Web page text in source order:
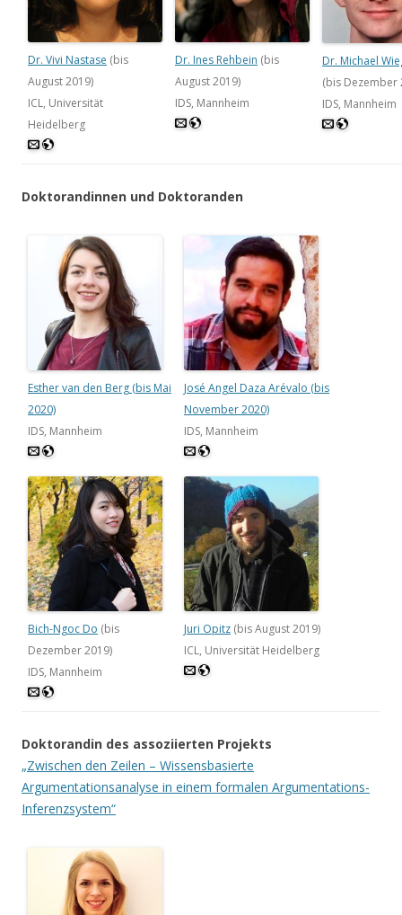
Dr. Vivi Nastase (bis
August 2019)
ICL, Universität
Heidelberg
Dr. Ines Rehbein (bis
August 2019)
IDS, Mannheim
Dr. Michael
(bis Dezember
IDS, Mannheim
Doktorandinnen und Doktoranden
Esther van den Berg (bis Mai
2020)
IDS, Mannheim
José Angel Daza Arévalo (bis
November 2020)
IDS, Mannheim
Bich-Ngoc Do (bis
Dezember 2019)
IDS, Mannheim
Juri Opitz (bis August 2019)
ICL, Universität Heidelberg
Doktorandin des assoziierten Projekts
„Zwischen den Zeilen – Wissensbasierte
Argumentationsanalyse in einem formalen Argumentations-
Inferenzsystem“